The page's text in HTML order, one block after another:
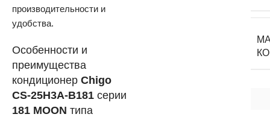
производительности и
удобства.
Особенности и
преимущества
кондиционер Chigo
CS-25H3A-B181 серии
181 MOON типа